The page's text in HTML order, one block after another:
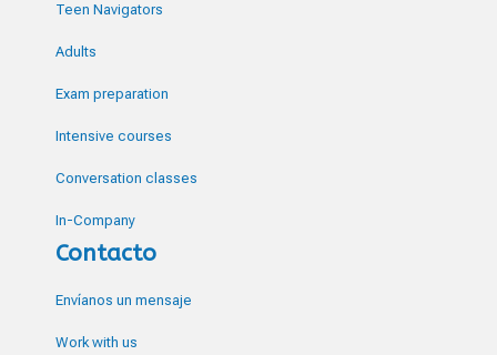
Teen Navigators
Adults
Exam preparation
Intensive courses
Conversation classes
In-Company
Contacto
Envíanos un mensaje
Work with us